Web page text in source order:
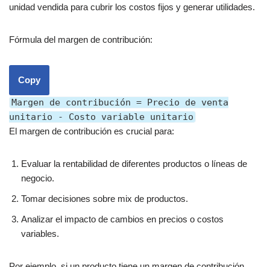
unidad vendida para cubrir los costos fijos y generar utilidades.
Fórmula del margen de contribución:
Copy
Margen de contribución = Precio de venta
unitario - Costo variable unitario
El margen de contribución es crucial para:
Evaluar la rentabilidad de diferentes productos o líneas de
negocio.
Tomar decisiones sobre mix de productos.
Analizar el impacto de cambios en precios o costos
variables.